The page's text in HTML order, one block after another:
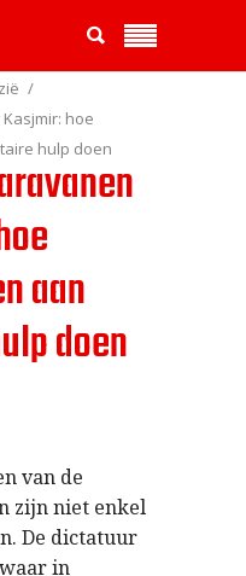
hoe
hulp doen
aan
doen
van de
zijn niet enkel
De dictatuur
in